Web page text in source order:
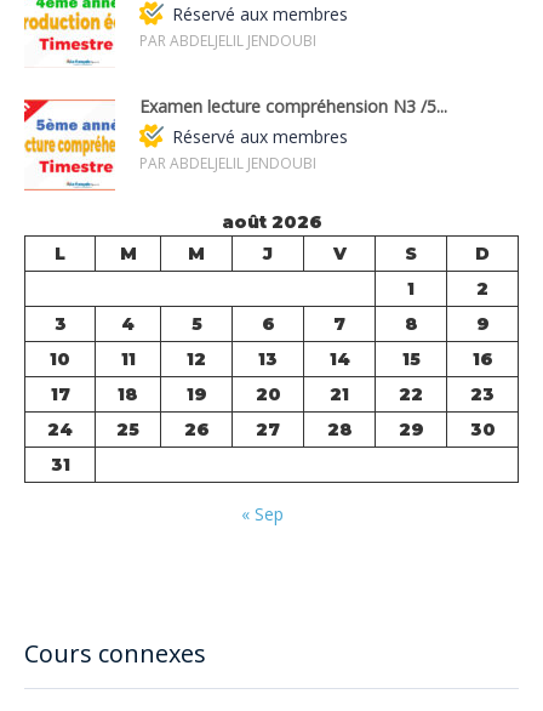
Cours connexes
Réservé aux membres
PAR ABDELJELIL JENDOUBI
Examen lecture compréhension N3 /5...
Réservé aux membres
PAR ABDELJELIL JENDOUBI
août 2026
L
M M J V S
D
1
2
3
4 5 6 7 8
9
10
11 12 13 14 15
16
17
18 19 20 21 22
23
24
25 26 27 28 29
30
31
« Sep